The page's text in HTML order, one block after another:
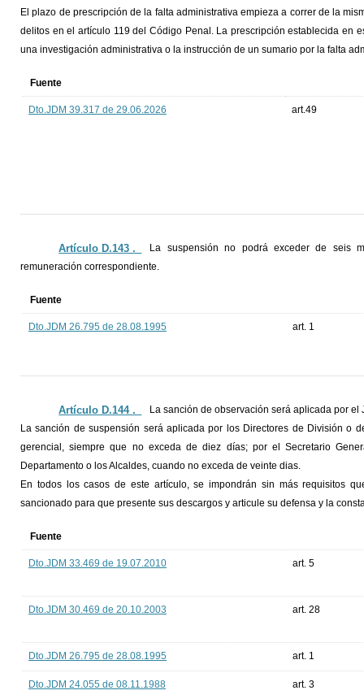
El plazo de prescripción de la falta administrativa empieza a correr de la
delitos en el artículo 119 del Código Penal. La prescripción establecida en
una investigación administrativa o la instrucción de un sumario por la falta
Fuente
Dto.JDM 39.317 de 29.06.2026 art.49
Artículo D.143 ._
La suspensión no podrá exceder de seis
remuneración correspondiente.
Fuente
Dto.JDM 26.795 de 28.08.1995 art. 1
Artículo D.144 ._
La sanción de observación será aplicada por
La sanción de suspensión será aplicada por los Directores de División o
gerencial, siempre que no exceda de diez días; por el Secretario
Departamento o los Alcaldes, cuando no exceda de veinte dias.
En todos los casos de este artículo, se impondrán sin más requisitos
sancionado para que presente sus descargos y articule su defensa y la
Fuente
Dto.JDM 33.469 de 19.07.2010 art. 5
Dto.JDM 30.469 de 20.10.2003 art. 28
Dto.JDM 26.795 de 28.08.1995 art. 1
Dto.JDM 24.055 de 08.11.1988 art. 3